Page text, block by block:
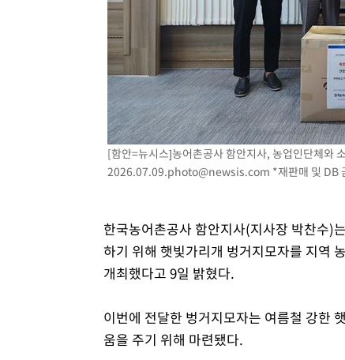
[함안=뉴시스]농어촌공사 함안지사, 농업인단체와
2026.07.09.photo@newsis.com *재판매 및 DB
한국농어촌공사 함안지사(지사장 박찬수)
하기 위해 햇빛가리개 벙거지모자를 지역
개최했다고 9일 밝혔다.
이번에 전달한 벙거지모자는 여름철 강한
움을 주기 위해 마련됐다.